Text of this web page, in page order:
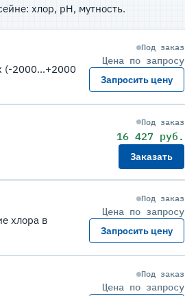
хлор, pH, мутность.
(-2000...+2000
Под заказ
Цена по запросу
Запросить цену
Под заказ
16 427 руб.
Заказать
хлора в
Под заказ
Цена по запросу
Запросить цену
Под заказ
Цена по запросу